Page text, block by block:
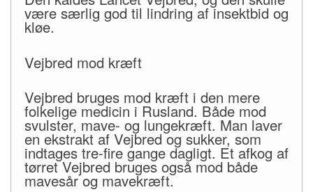
være særlig god til lindring af insektbid og
kløe.
Vejbred mod kræft
Vejbred bruges mod kræft i den mere
folkelige medicin i Rusland. Både mod
svulster, mave- og lungekræft. Man laver
en ekstrakt af Vejbred og sukker, som
indtages tre-fire gange dagligt. Et afkog af
tørret Vejbred bruges også mod både
mavesår og mavekræft.